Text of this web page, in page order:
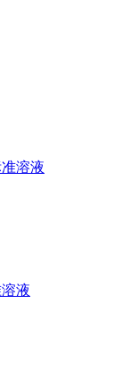
溶液
液